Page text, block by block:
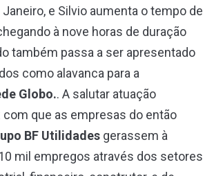
Janeiro, e Silvio aumenta o tempo de
à nove horas de duração
também passa a ser apresentado
como alavanca para a
Globo.. A salutar atuação
que as empresas do então
BF Utilidades gerassem à
mil empregos através dos setores